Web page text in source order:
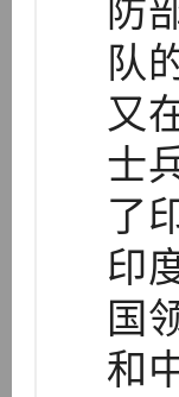
防
队
又
士
了
印
国
和